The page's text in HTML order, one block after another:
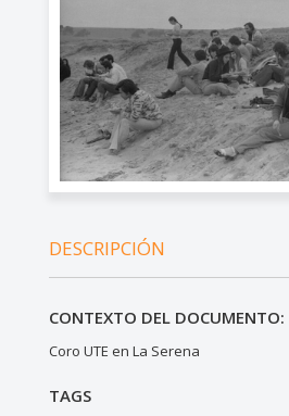
DESCRIPCIÓN
CONTEXTO DEL DOCUMENTO:
Coro UTE en La Serena
TAGS